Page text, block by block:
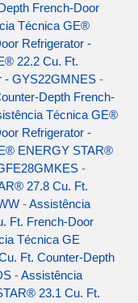
French-Door
Técnica GE®
Refrigerator -
22.2 Cu. Ft.
- GYS22GMNES -
Depth French-
Técnica GE®
Refrigerator -
ENERGY STAR®
-
27.8 Cu. Ft.
-Assistência
Ft. French-Door
Técnica GE
Ft. Counter-Depth
-Assistência
23.1 Cu. Ft.